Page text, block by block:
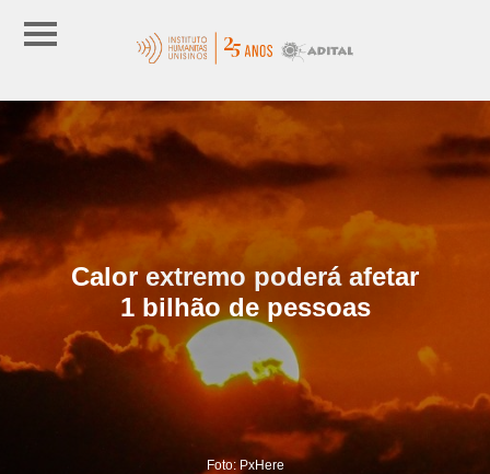
Calor extremo poderá afetar
1 bilhão de pessoas
Foto: PxHere